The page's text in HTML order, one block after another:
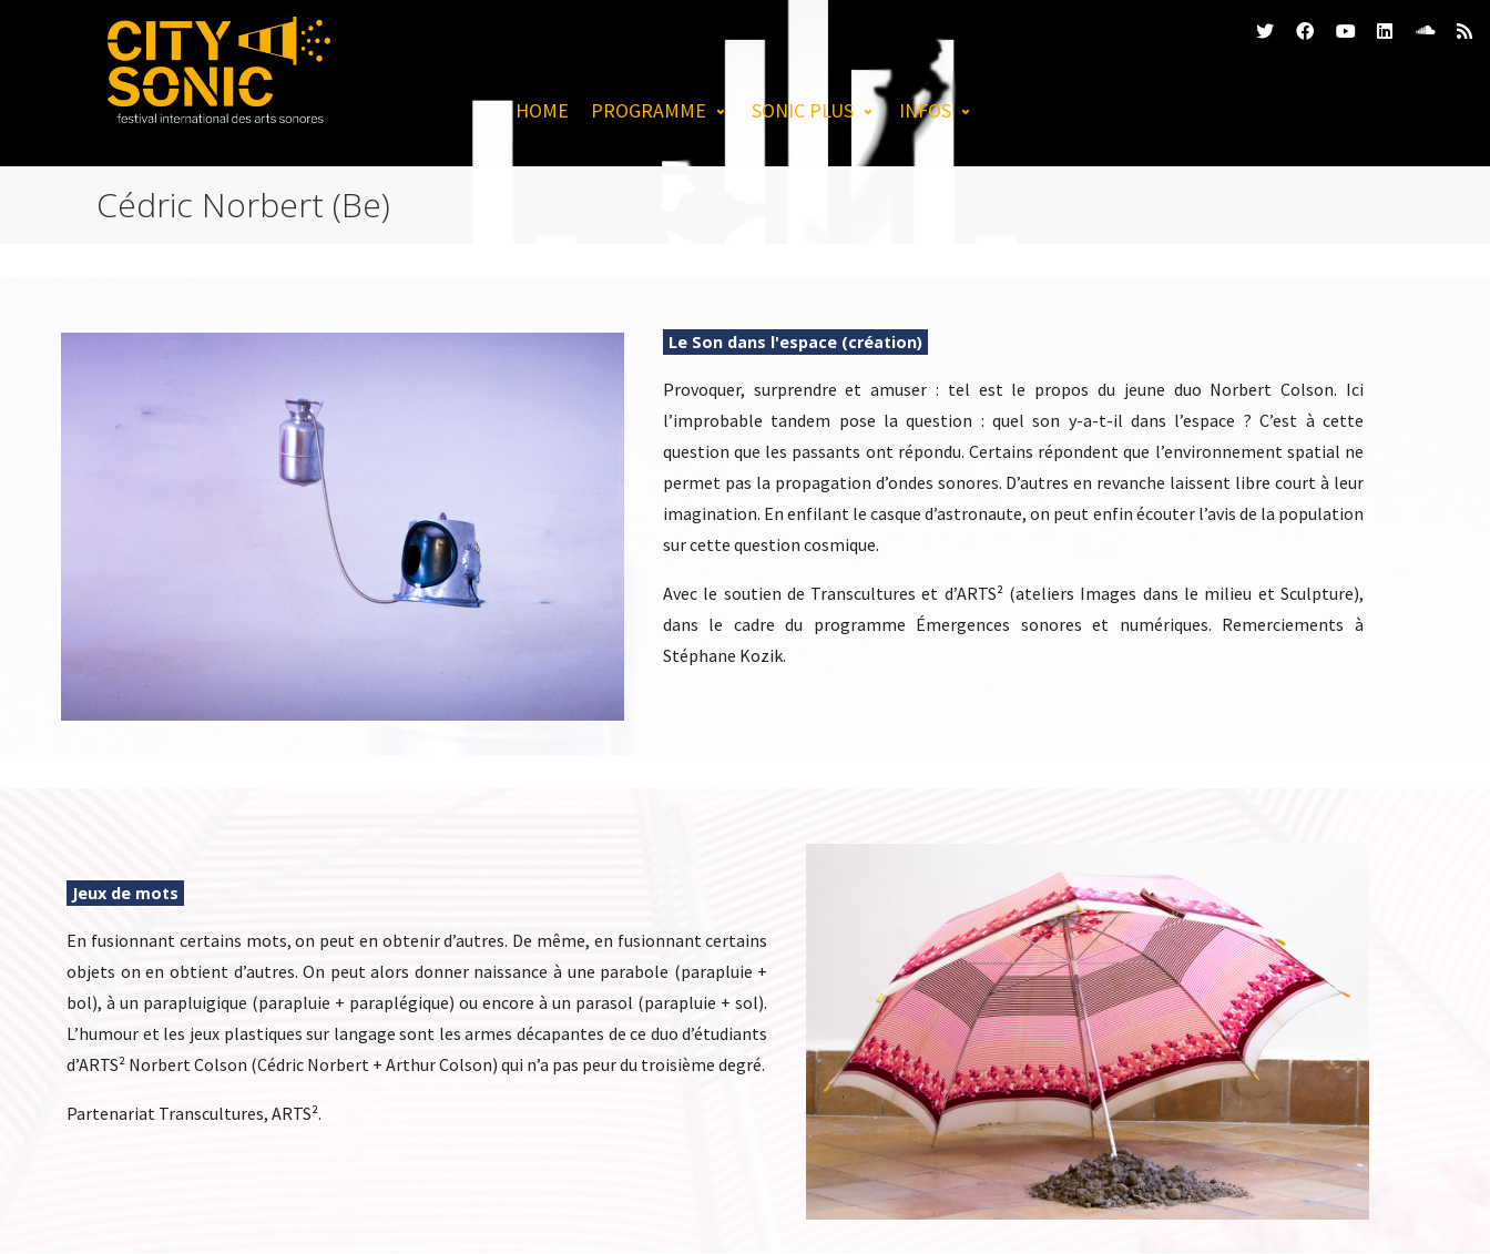
HOME PROGRAMME SONIC PLUS INFOS
Cédric Norbert (Be)
Le Son dans l'espace (création)
Provoquer, surprendre et amuser : tel est le propos du jeune duo Norbert Colson. Ici
l’improbable tandem pose la question : quel son y-a-t-il dans l’espace ? C’est à cette
question que les passants ont répondu. Certains répondent que l’environnement spatial ne
permet pas la propagation d’ondes sonores. D’autres en revanche laissent libre court à leur
imagination. En enfilant le casque d’astronaute, on peut enfin écouter l’avis de la population
sur cette question cosmique.
Avec le soutien de Transcultures et d’ARTS² (ateliers Images dans le milieu et Sculpture),
dans le cadre du programme Émergences sonores et numériques. Remerciements à
Stéphane Kozik.
Jeux de mots
En fusionnant certains mots, on peut en obtenir d’autres. De même, en fusionnant certains
objets on en obtient d’autres. On peut alors donner naissance à une parabole (parapluie +
bol), à un parapluigique (parapluie + paraplégique) ou encore à un parasol (parapluie + sol).
L’humour et les jeux plastiques sur langage sont les armes décapantes de ce duo d’étudiants
d’ARTS² Norbert Colson (Cédric Norbert + Arthur Colson) qui n’a pas peur du troisième degré.
Partenariat Transcultures, ARTS².